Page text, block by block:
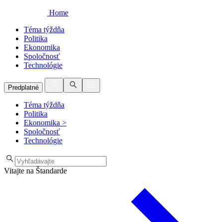
Home
Téma týždňa
Politika
Ekonomika
Spoločnosť
Technológie
Predplatné
Téma týždňa
Politika
Ekonomika >
Spoločnosť
Technológie
Vitajte na Štandarde